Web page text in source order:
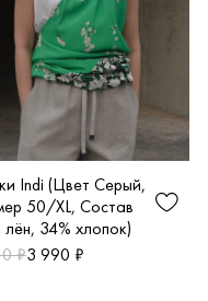
Indi (Цвет Серый,
50/XL, Состав
34% хлопок)
₽3 990 ₽